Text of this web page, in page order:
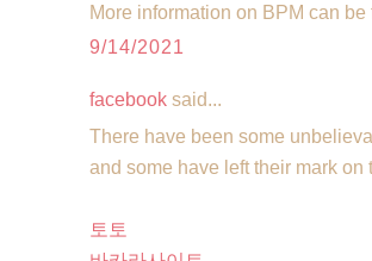
More information on BPM can be
9/14/2021
facebook said...
There have been some
and some have left their mark
토토